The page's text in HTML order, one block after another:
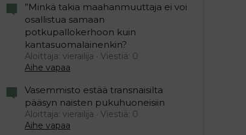
”Minkä takia maahanmuuttaja ei voi
osallistua samaan
potkupallokerhoon kuin
kantasuomalainenkin?
Aloittaja: vierailija
Viestiä: 0
Aihe vapaa
Vasemmisto estää transnaisilta
pääsyn naisten pukuhuoneisiin
Aloittaja: vierailija
Viestiä: 0
Aihe vapaa